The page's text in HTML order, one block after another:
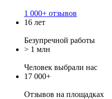
1 000+ отзывов
16 лет
Безупречной работы
> 1 млн
Человек выбрали нас
17 000+
Отзывов на площадках